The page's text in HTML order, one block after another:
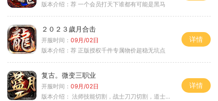
版本介绍： 荐 一个会员打天下谁都有可能是黑马
２０２３歲月合击
开服时间： 09月/02日
版本介绍： 荐 正版授权千件专属物价超稳无坑点
详情
复古。微变三职业
开服时间： 09月/02日
版本介绍： 法师技能切割，战士刀刀切割，道士宠物秒怪
详情